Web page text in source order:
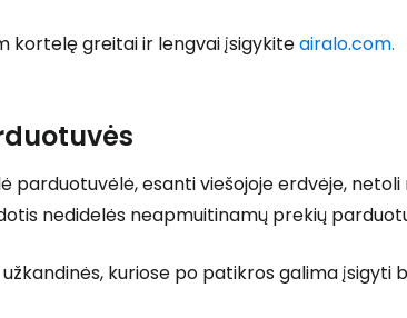
kortelę greitai ir lengvai įsigykiteairalo.com.
parduotuvėlė, esanti viešojoje erdvėje,
nedidelės neapmuitinamų prekių
kuriose po patikros galima įsigyti
Tęsti el. paštu